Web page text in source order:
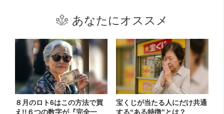
あなたにオススメ
８月のロト6はこの方法で買
え!!６つの数字が『完全一
宝くじが当たる人にだけ共通
する“ある特徴”とは？